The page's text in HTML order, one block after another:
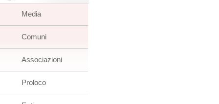
Media
Comuni
Associazioni
Proloco